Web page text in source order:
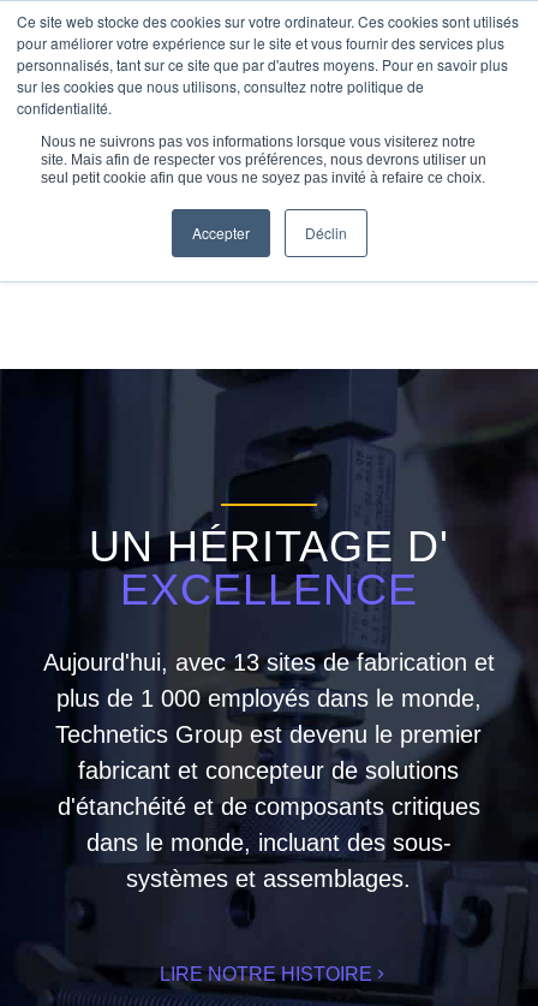
Ce site web stocke des cookies sur votre ordinateur. Ces cookies sont utilisés
pour améliorer votre expérience sur le site et vous fournir des services plus
personnalisés, tant sur ce site que par d'autres moyens. Pour en savoir plus
sur les cookies que nous utilisons, consultez notre politique de
confidentialité.
Nous ne suivrons pas vos informations lorsque vous visiterez notre
site. Mais afin de respecter vos préférences, nous devrons utiliser un
seul petit cookie afin que vous ne soyez pas invité à refaire ce choix.
Accepter Déclin
Vous êtes ici : Accueil / Infographie sur les joints K-Port
UN HÉRITAGE D'
EXCELLENCE
Aujourd'hui, avec 13 sites de fabrication et
plus de 1 000 employés dans le monde,
Technetics Group est devenu le premier
fabricant et concepteur de solutions
d'étanchéité et de composants critiques
dans le monde, incluant des sous-
systèmes et assemblages.
LIRE NOTRE HISTOIRE